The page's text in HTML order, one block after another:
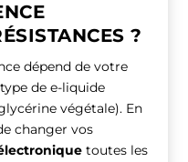
?
dépend de votre
de e-liquide
végétale). En
changer vos
toutes les